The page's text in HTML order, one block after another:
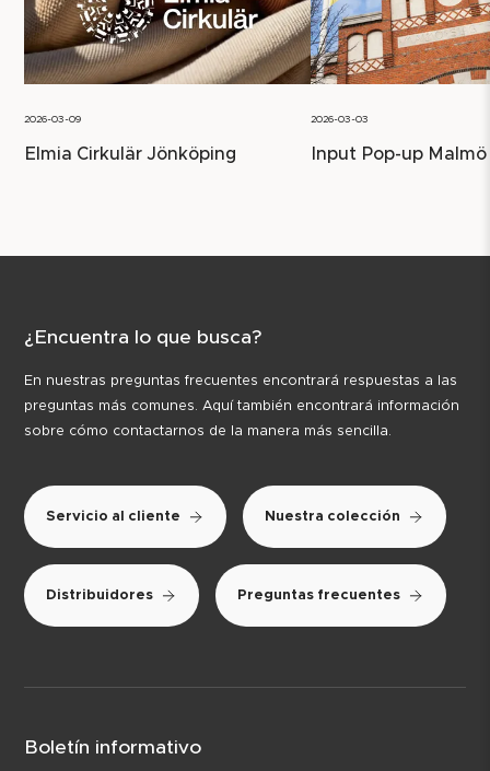
2026-03-09
Elmia Cirkulär Jönköping
2026-03-03
Input Pop-up Malmö
¿Encuentra lo que busca?
En nuestras preguntas frecuentes encontrará respuestas a las
preguntas más comunes. Aquí también encontrará información
sobre cómo contactarnos de la manera más sencilla.
Servicio al cliente Nuestra colección
Distribuidores Preguntas frecuentes
Boletín informativo